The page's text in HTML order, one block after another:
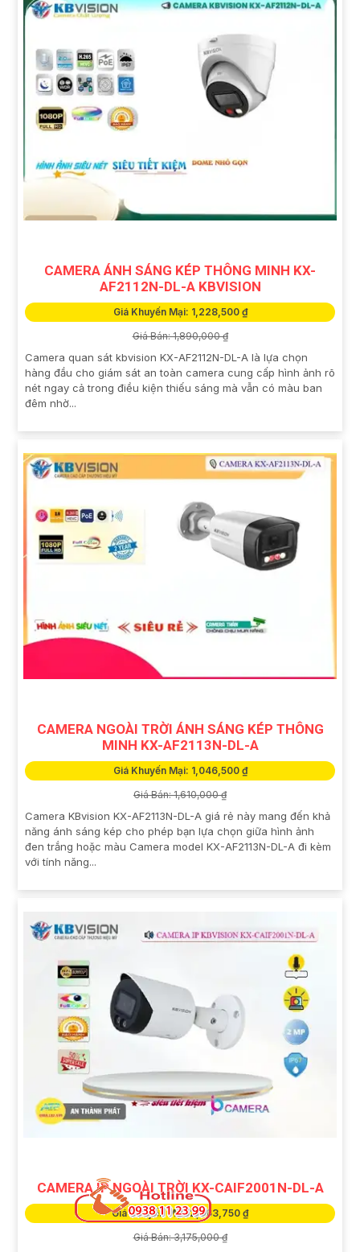
CAMERA ÁNH SÁNG KÉP THÔNG MINH KX-
AF2112N-DL-A KBVISION
Giá Khuyến Mại: 1,228,500 ₫
Giá Bán: 1,890,000 ₫
Camera quan sát kbvision KX-AF2112N-DL-A là lựa chọn
hàng đầu cho giám sát an toàn camera cung cấp hình ảnh rõ
nét ngay cả trong điều kiện thiếu sáng mà vẫn có màu ban
đêm nhờ...
CAMERA NGOÀI TRỜI ÁNH SÁNG KÉP THÔNG
MINH KX-AF2113N-DL-A
Giá Khuyến Mại: 1,046,500 ₫
Giá Bán: 1,610,000 ₫
Camera KBvision KX-AF2113N-DL-A giá rẻ này mang đến khả
năng ánh sáng kép cho phép bạn lựa chọn giữa hình ảnh
đen trắng hoặc màu Camera model KX-AF2113N-DL-A đi kèm
với tính năng...
CAMERA IP NGOÀI TRỜI KX-CAIF2001N-DL-A
Giá Khuyến Mại: 2,063,750 ₫
Giá Bán: 3,175,000 ₫